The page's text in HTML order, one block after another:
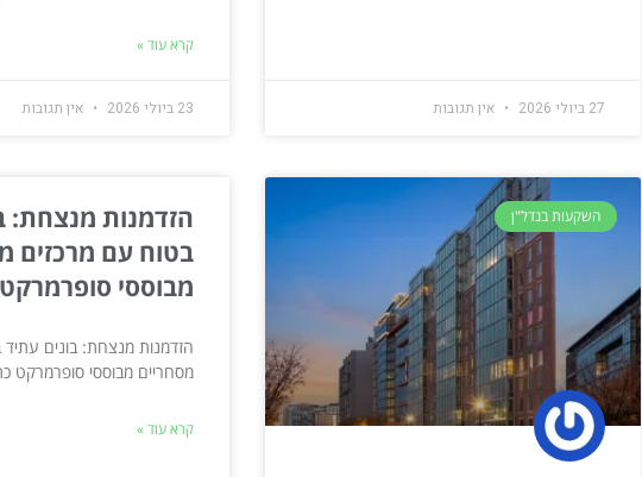
27 ביולי 2026 אין תגובות
קרא עוד »
23 ביולי 2026 אין תגובות
השקעות בנדל"ן
הזדמנות מנצחת:
בטוח עם מרכזים
מבוססי סופרמרקט
הזדמנות מנצחת: בונים
מסחריים מבוססי סופרמרקט
קרא עוד »